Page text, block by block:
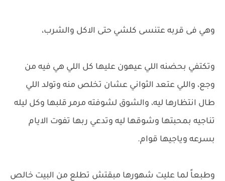
وهي فى قربه عتنسى كلشي حتى الاكل والشرب،
وتكتفي بحضنه اللي عيهون عليها كل اللي هي فيه من
وجع، واللي عتعد الثواني عشان تخلص منه وتولد اللي
طال انتظارها ليه، والشوق لشوفته مرمر قلبها وكل ليله
تناجيه بمحبتها وشوقها ليه وتدعي ربها تفوت الايام
بسرعه وياجيها قوام.
وطبعاً لما عليت شهورها مبقتش تطلع من البيت خالص